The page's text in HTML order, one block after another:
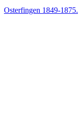
Osterfingen 1849-1875.